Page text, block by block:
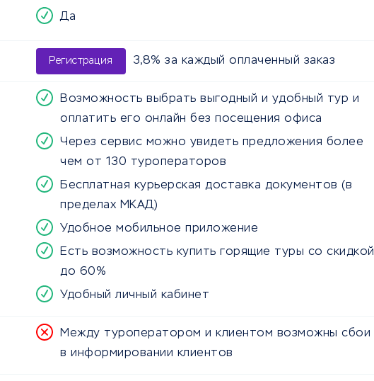
Да
Регистрация 3,8% за каждый оплаченный заказ
Возможность выбрать выгодный и удобный тур и
оплатить его онлайн без посещения офиса
Через сервис можно увидеть предложения более
чем от 130 туроператоров
Бесплатная курьерская доставка документов (в
пределах МКАД)
Удобное мобильное приложение
Есть возможность купить горящие туры со скидкой
до 60%
Удобный личный кабинет
Между туроператором и клиентом возможны сбои
в информировании клиентов